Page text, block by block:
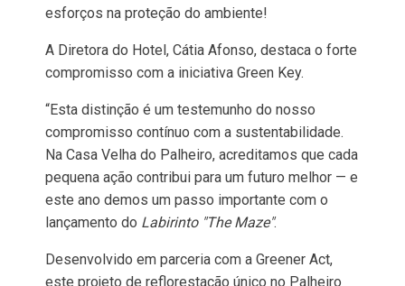
esforços na proteção do ambiente!
A Diretora do Hotel, Cátia Afonso, destaca o forte
compromisso com a iniciativa Green Key.
“Esta distinção é um testemunho do nosso
compromisso contínuo com a sustentabilidade.
Na Casa Velha do Palheiro, acreditamos que cada
pequena ação contribui para um futuro melhor — e
este ano demos um passo importante com o
lançamento do Labirinto "The Maze".
Desenvolvido em parceria com a Greener Act,
este projeto de reflorestação único no Palheiro